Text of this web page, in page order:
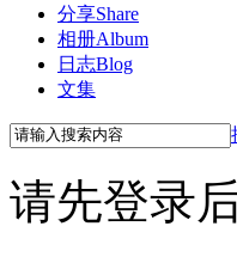
分享Share
相册Album
日志Blog
文集
请先登录